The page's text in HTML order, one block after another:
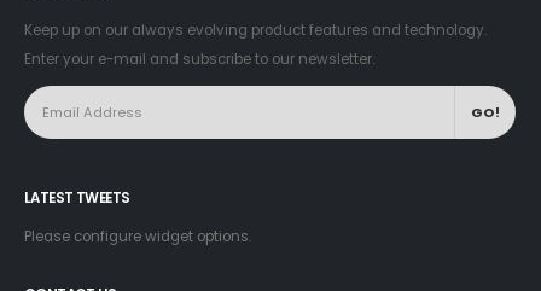
LATEST TWEETS
Please configure widget options.
CONTACT US
Address:Khu liền kề 03, phường Quang Trung, thành phố Vinh,